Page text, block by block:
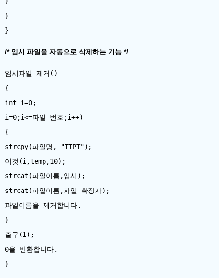
}
/* 임시 파일을 자동으로 삭제하는 기능 */
임시파일 제거()
{
int i=0;
i=0;i<=파일_번호;i++)
{
strcpy(파일명, "TTPT");
이것(i,temp,10);
strcat(파일이름,임시);
strcat(파일이름,파일 확장자);
파일이름을 제거합니다.
}
출구(1);
0을 반환합니다.